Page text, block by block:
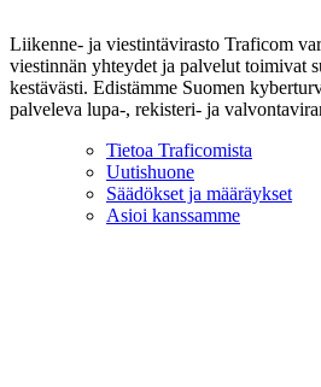
Liikenne- ja viestintävirasto Traficom
viestinnän yhteydet ja palvelut toimivat
kestävästi. Edistämme Suomen
palveleva lupa-, rekisteri- ja
Tietoa Traficomista
Uutishuone
Säädökset ja määräykset
Asioi kanssamme